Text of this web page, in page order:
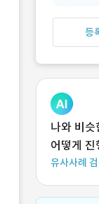
등
나와 비슷
어떻게 진
유사사례